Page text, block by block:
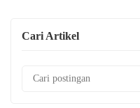
Cari Artikel